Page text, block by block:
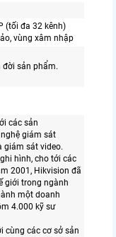
(tối đa 32 kênh)
vùng xâm nhập
đời sản phẩm.
các sản
giám sát
giám sát video.
hình, cho tới các
2001, Hikvision đã
giới trong ngành
một doanh
4.000 kỹ sư
cùng các cơ sở sản